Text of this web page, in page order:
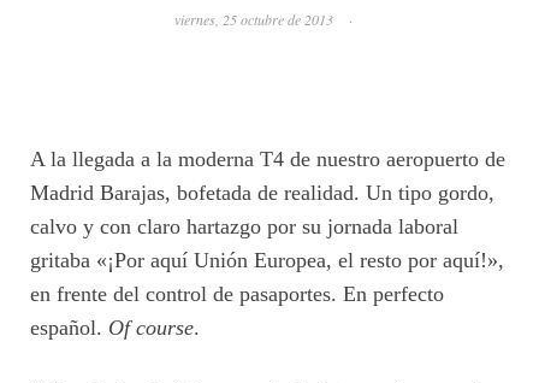
viernes, 25 octubre de 2013 ·
A la llegada a la moderna T4 de nuestro aeropuerto de
Madrid Barajas, bofetada de realidad. Un tipo gordo,
calvo y con claro hartazgo por su jornada laboral
gritaba «¡Por aquí Unión Europea, el resto por aquí!»,
en frente del control de pasaportes. En perfecto
español. Of course.